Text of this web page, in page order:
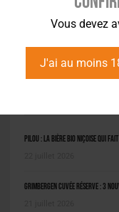
Vous devez
J'ai au moins
Pilou : la bière bio niçoise qui
Grimbergen Cuvée Réserve : 3